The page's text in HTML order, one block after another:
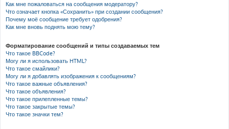
Как мне пожаловаться на сообщения модератору?
Что означает кнопка «Сохранить» при создании сообщения?
Почему моё сообщение требует одобрения?
Как мне вновь поднять мою тему?
Форматирование сообщений и типы создаваемых тем
Что такое BBCode?
Могу ли я использовать HTML?
Что такое смайлики?
Могу ли я добавлять изображения к сообщениям?
Что такое важные объявления?
Что такое объявления?
Что такое прилепленные темы?
Что такое закрытые темы?
Что такое значки тем?